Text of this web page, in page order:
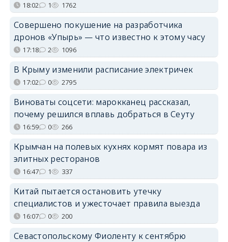
18:02 1 1762
Совершено покушение на разработчика
дронов «Упырь» — что известно к этому часу
17:18 2 1096
В Крыму изменили расписание электричек
17:02 0 2795
Виноваты соцсети: марокканец рассказал,
почему решился вплавь добраться в Сеуту
16:59 0 266
Крымчан на полевых кухнях кормят повара из
элитных ресторанов
16:47 1 337
Китай пытается остановить утечку
специалистов и ужесточает правила выезда
16:07 0 200
Севастопольскому Фиоленту к сентябрю